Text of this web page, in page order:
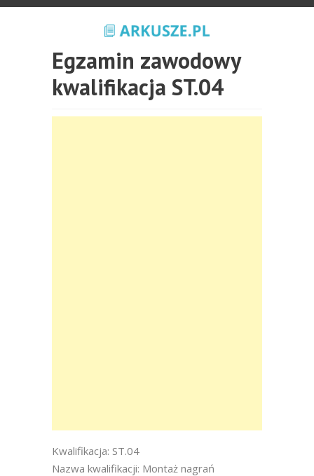
Egzamin zawodowy
kwalifikacja ST.04
Kwalifikacja: ST.04
Nazwa kwalifikacji: Montaż nagrań